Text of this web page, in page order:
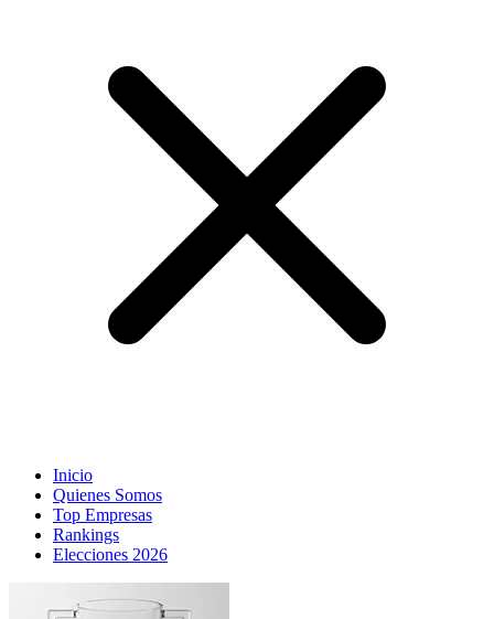
Inicio
Quienes Somos
Top Empresas
Rankings
Elecciones 2026